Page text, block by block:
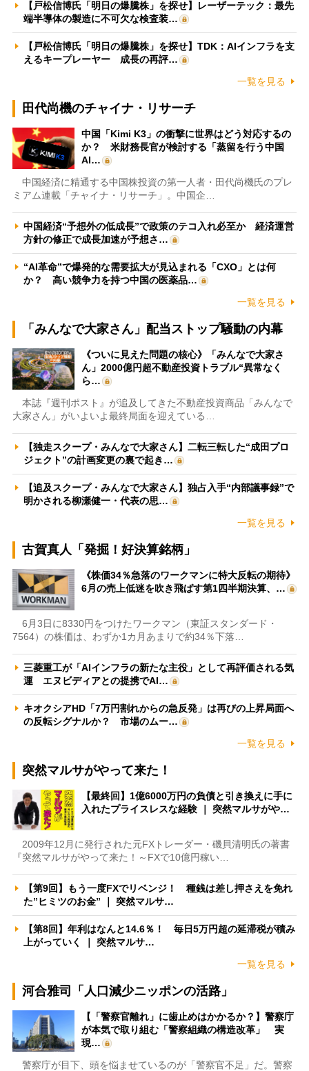
【戸松信博氏「明日の爆騰株」を探せ】レーザーテック：最先
端半導体の製造に不可欠な検査装…
【戸松信博氏「明日の爆騰株」を探せ】TDK：AIインフラを支
えるキープレーヤー 成長の再評…
一覧を見る
田代尚機のチャイナ・リサーチ
中国「Kimi K3」の衝撃に世界はどう対応するの
か？ 米財務長官が検討する「蒸留を行う中国
AI…
中国経済に精通する中国株投資の第一人者・田代尚機氏のプレ
ミアム連載「チャイナ・リサーチ」。中国企…
中国経済“予想外の低成長”で政策のテコ入れ必至か 経済運営
方針の修正で成長加速が予想さ…
“AI革命”で爆発的な需要拡大が見込まれる「CXO」とは何
か？ 高い競争力を持つ中国の医薬品…
一覧を見る
「みんなで大家さん」配当ストップ騒動の内幕
《ついに見えた問題の核心》「みんなで大家さ
ん」2000億円超不動産投資トラブル“異常なく
ら…
本誌『週刊ポスト』が追及してきた不動産投資商品「みんなで
大家さん」がいよいよ最終局面を迎えている…
【独走スクープ・みんなで大家さん】二転三転した“成田プロ
ジェクト”の計画変更の裏で起き…
【追及スクープ・みんなで大家さん】独占入手“内部議事録”で
明かされる柳瀬健一・代表の思…
一覧を見る
古賀真人「発掘！好決算銘柄」
《株価34％急落のワークマンに特大反転の期待》
6月の売上低迷を吹き飛ばす第1四半期決算、…
6月3日に8330円をつけたワークマン（東証スタンダード・
7564）の株価は、わずか1カ月あまりで約34％下落…
三菱重工が「AIインフラの新たな主役」として再評価される気
運 エヌビディアとの提携でAI…
キオクシアHD「7万円割れからの急反発」は再びの上昇局面へ
の反転シグナルか？ 市場のムー…
一覧を見る
突然マルサがやって来た！
【最終回】1億6000万円の負債と引き換えに手に
入れたプライスレスな経験 ｜ 突然マルサがや…
2009年12月に発行された元FXトレーダー・磯貝清明氏の著書
『突然マルサがやって来た！～FXで10億円稼い…
【第9回】もう一度FXでリベンジ！ 種銭は差し押さえを免れ
た”ヒミツのお金” ｜ 突然マルサ…
【第8回】年利はなんと14.6％！ 毎日5万円超の延滞税が積み
上がっていく ｜ 突然マルサ…
一覧を見る
河合雅司「人口減少ニッポンの活路」
【「警察官離れ」に歯止めはかかるか？】警察庁
が本気で取り組む「警察組織の構造改革」 実
現…
警察庁が目下、頭を悩ませているのが「警察官不足」だ。警察